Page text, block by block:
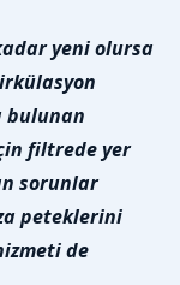
yeni olursa
bulunan
filtrede yer
sorunlar
peteklerini
de